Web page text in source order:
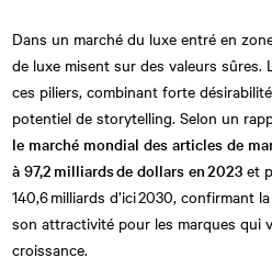
Dans un marché du luxe entré en
de luxe misent sur des valeurs sûres.
ces piliers, combinant forte
potentiel de storytelling. Selon un
le marché mondial des articles de
à 97,2 milliards de dollars en 2023 et
140,6 milliards d’ici 2030, confirmant
son attractivité pour les marques qui
croissance.